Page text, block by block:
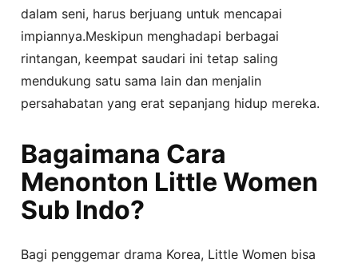
dalam seni, harus berjuang untuk mencapai
impiannya.Meskipun menghadapi berbagai
rintangan, keempat saudari ini tetap saling
mendukung satu sama lain dan menjalin
persahabatan yang erat sepanjang hidup mereka.
Bagaimana Cara
Menonton Little Women
Sub Indo?
Bagi penggemar drama Korea, Little Women bisa